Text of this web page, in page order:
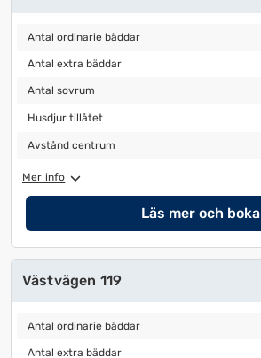
Antal ordinarie bäddar
Antal ordinarie bäddar
Antal extra bäddar
Antal extra bäddar
Antal sovrum
Antal sovrum
Husdjur tillåtet
Husdjur tillåtet
Avstånd centrum
Avstånd centrum
Mer info
Läs mer och boka
Västvägen 119
Antal ordinarie bäddar
Antal ordinarie bäddar
Antal extra bäddar
Antal extra bäddar